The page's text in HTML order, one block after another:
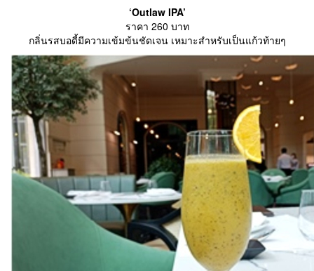
‘Outlaw IPA’
ราคา 260 บาท
กลิ่นรสบอดี้มีความเข้มข้นชัดเจน เหมาะสำหรับเป็นแก้วท้ายๆ